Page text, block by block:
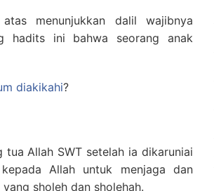
menunjukkan dalil wajibnya
hadits ini bahwa seorang anak
diakikahi?
Allah SWT setelah ia dikaruniai
Allah untuk menjaga dan
sholeh dan sholehah.